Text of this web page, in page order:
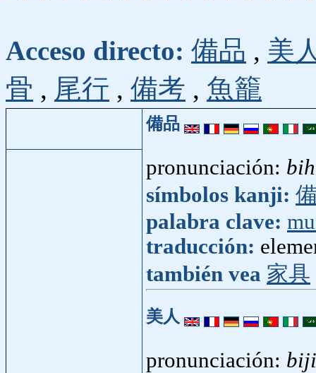
Acceso directo: 備品 , 美
骨 , 尾行 , 備考 , 魚籠
備品
pronunciación:
símbolos kanji:
palabra clave:
traducción:
también vea 家具
美人
pronunciación: